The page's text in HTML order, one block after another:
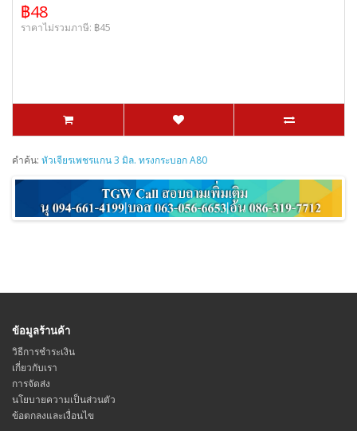
฿48
ราคาไม่รวมภาษี: ฿45
คำค้น: หัวเจียรเพชรแกน 3 มิล. ทรงกระบอก A80
ข้อมูลร้านค้า
วิธีการชำระเงิน
เกี่ยวกับเรา
การจัดส่ง
นโยบายความเป็นส่วนตัว
ข้อตกลงและเงื่อนไข